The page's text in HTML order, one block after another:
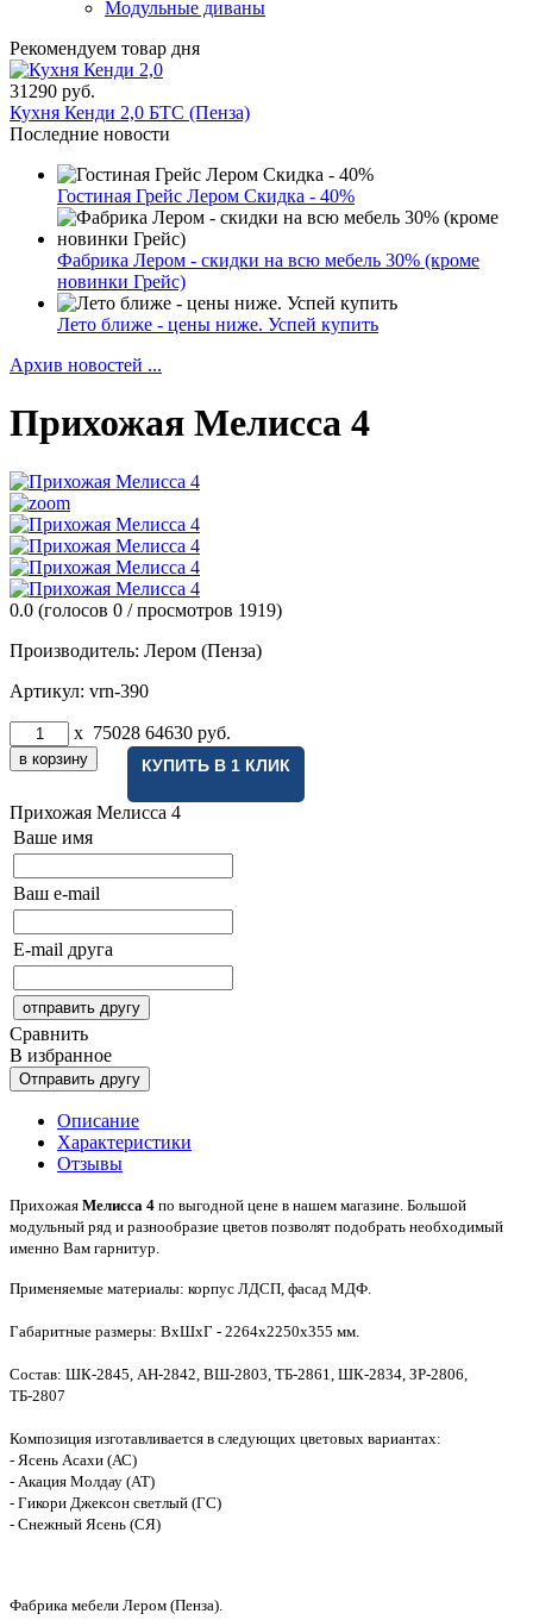
Модульные диваны
Рекомендуем товар дня
31290 руб.
Кухня Кенди 2,0 БТС (Пенза)
Последние новости
Гостиная Грейс Лером Скидка - 40%
Фабрика Лером - скидки на всю мебель 30% (кроме
новинки Грейс)
Лето ближе - цены ниже. Успей купить
Архив новостей ...
Прихожая Мелисса 4
0.0 (голосов 0 / просмотров 1919)
Производитель: Лером (Пенза)
Артикул: vrn-390
x 75028 64630 руб.
КУПИТЬ В 1 КЛИК
Прихожая Мелисса 4
Ваше имя
Ваш e-mail
E-mail друга
Сравнить
В избранное
Описание
Характеристики
Отзывы
Прихожая Мелисса 4 по выгодной цене в нашем магазине. Большой
модульный ряд и разнообразие цветов позволят подобрать необходимый
именно Вам гарнитур.
Применяемые материалы: корпус ЛДСП, фасад МДФ.
Габаритные размеры: ВхШхГ - 2264х2250х355 мм.
Состав: ШК-2845, АН-2842, ВШ-2803, ТБ-2861, ШК-2834, ЗР-2806,
ТБ-2807
Композиция изготавливается в следующих цветовых вариантах:
- Ясень Асахи (АС)
- Акация Молдау (АТ)
- Гикори Джексон светлый (ГС)
- Снежный Ясень (СЯ)
Фабрика мебели Лером (Пенза).